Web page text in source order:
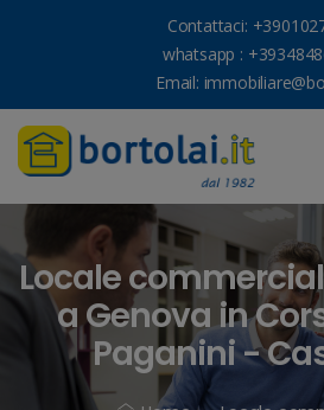
Contattaci:
whatsapp :
Email:
Locale
a Genova in
Paganini -